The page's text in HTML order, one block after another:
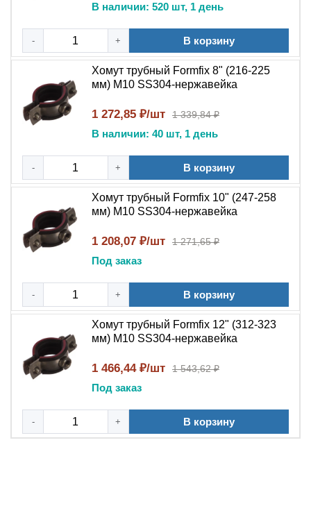
В наличии: 520 шт, 1 день
- + В корзину
Хомут трубный Formfix 8" (216-225
мм) М10 SS304-нержавейка
1 272,85 ₽/шт 1 339,84 ₽
В наличии: 40 шт, 1 день
- + В корзину
Хомут трубный Formfix 10" (247-258
мм) М10 SS304-нержавейка
1 208,07 ₽/шт 1 271,65 ₽
Под заказ
- + В корзину
Хомут трубный Formfix 12" (312-323
мм) М10 SS304-нержавейка
1 466,44 ₽/шт 1 543,62 ₽
Под заказ
- + В корзину